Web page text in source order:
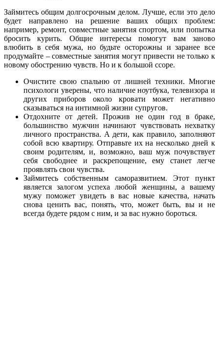
Займитесь общим долгосрочным делом. Лучше, если это дело
будет направлено на решение ваших общих проблем:
например, ремонт, совместные занятия спортом, или попытка
бросить курить. Общие интересы помогут вам заново
влюбить в себя мужа, но будьте осторожны и заранее все
продумайте – совместные занятия могут привести не только к
новому обострению чувств. Но и к большой ссоре.
Очистите свою спальню от лишней техники. Многие
психологи уверены, что наличие ноутбука, телевизора и
других приборов около кровати может негативно
сказываться на интимной жизни супругов.
Отдохните от детей. Прожив не один год в браке,
большинство мужчин начинают чувствовать нехватку
личного пространства. А дети, как правило, заполняют
собой всю квартиру. Отправьте их на несколько дней к
своим родителям, и, возможно, ваш муж почувствует
себя свободнее и раскрепощение, ему станет легче
проявлять свои чувства.
Займитесь собственным саморазвитием. Этот пункт
является залогом успеха любой женщины, а вашему
мужу поможет увидеть в вас новые качества, начать
снова ценить вас, понять, что, может быть, вы и не
всегда будете рядом с ним, и за вас нужно бороться.